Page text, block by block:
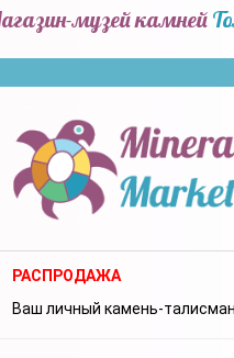
музей камней
РАСПРОДАЖА
Ваш личный камень-талисман